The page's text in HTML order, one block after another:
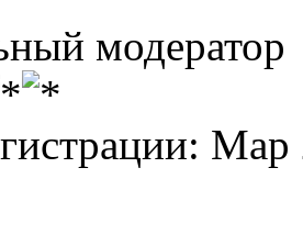
модератор
Мар